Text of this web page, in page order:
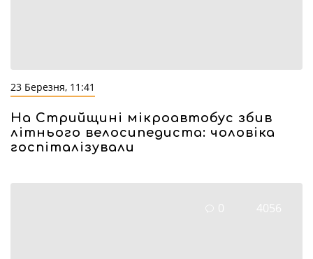
23 Березня, 11:41
На Стрийщині мікроавтобус збив
літнього велосипедиста: чоловіка
госпіталізували
0 4056